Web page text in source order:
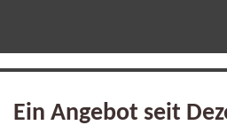
Ein Angebot seit